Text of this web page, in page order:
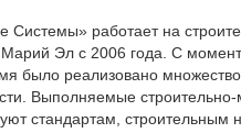
работает на
Марий Эл с 2006 года. С
было реализовано множество
Выполняемые
стандартам, строительным